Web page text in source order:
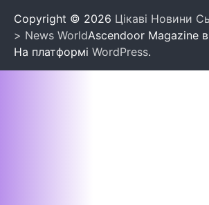
Copyright © 2026 Цікаві Новини
> News WorldAscendoor Magazine
На платформі WordPress.